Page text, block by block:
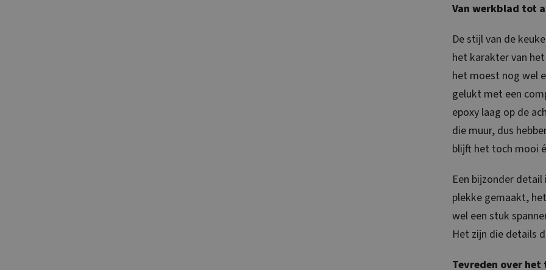
Van werkblad tot
De stijl van de
het karakter van
het moest nog wel
gelukt met een
epoxy laag op de
die muur, dus
blijft het toch mooi
Een bijzonder
plekke gemaakt,
wel een stuk
Het zijn die details
Tevreden over